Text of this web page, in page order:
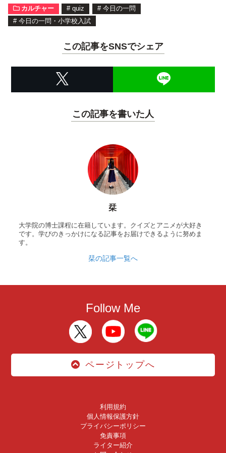
カルチャー # quiz # 今日の一問
# 今日の一問・小学校入試
この記事をSNSでシェア
この記事を書いた人
栞
大学院の博士課程に在籍しています。クイズとアニメが大好き
です。学びのきっかけになる記事をお届けできるように努めま
す。
栞の記事一覧へ
Follow Me
ページトップへ
利用規約
個人情報保護方針
プライバシーポリシー
免責事項
ライター紹介